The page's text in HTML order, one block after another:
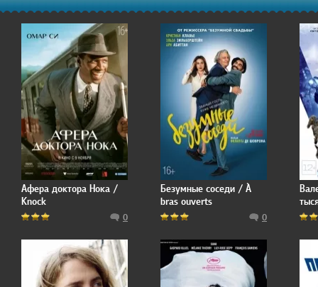
Афера доктора Нока /
Knock
0
Безумные соседи / À
bras ouverts
0